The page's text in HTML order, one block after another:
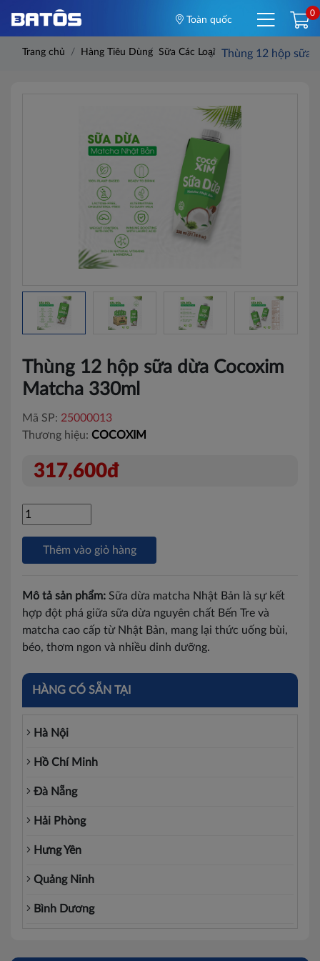
Toàn quốc
0
Trang chủ Hàng Tiêu Dùng Sữa Các Loại Thùng 12 hộp sữa
Thùng 12 hộp sữa dừa Cocoxim
Matcha 330ml
Mã SP: 25000013
Thương hiệu: COCOXIM
317,600đ
Thêm vào giỏ hàng
Mô tả sản phẩm: Sữa dừa matcha Nhật Bản là sự kết
hợp đột phá giữa sữa dừa nguyên chất Bến Tre và
matcha cao cấp từ Nhật Bản, mang lại thức uống bùi,
béo, thơm ngon và nhiều dinh dưỡng.
HÀNG CÓ SẴN TẠI
Hà Nội
Hồ Chí Minh
Đà Nẵng
Hải Phòng
Hưng Yên
Quảng Ninh
Bình Dương